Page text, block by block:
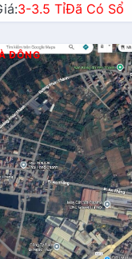
3-3.5 TỉĐã Có Sổ
ĐÔNG